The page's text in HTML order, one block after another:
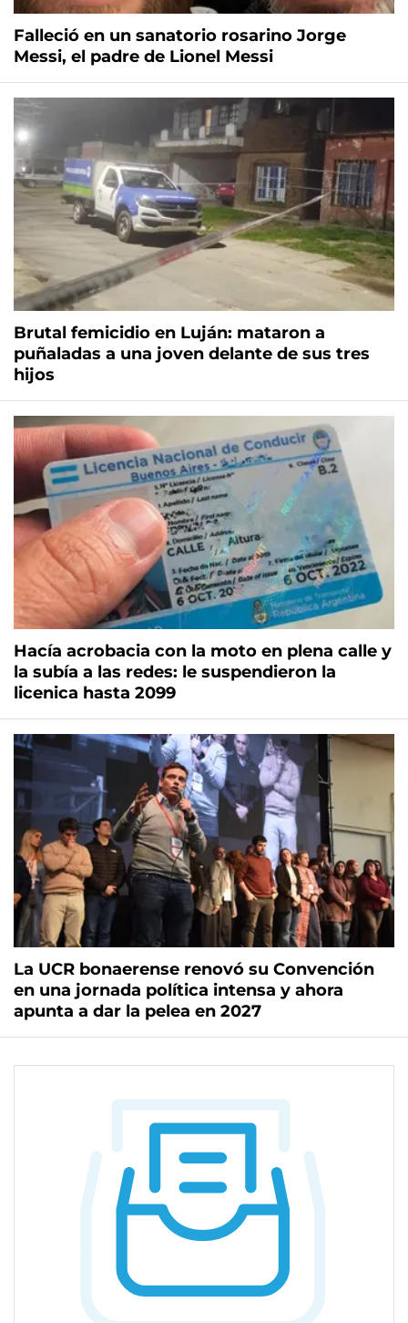
Falleció en un sanatorio rosarino Jorge
Messi, el padre de Lionel Messi
Brutal femicidio en Luján: mataron a
puñaladas a una joven delante de sus tres
hijos
Hacía acrobacia con la moto en plena calle y
la subía a las redes: le suspendieron la
licenica hasta 2099
La UCR bonaerense renovó su Convención
en una jornada política intensa y ahora
apunta a dar la pelea en 2027